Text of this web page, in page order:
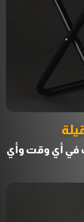
في أي وقت وأي